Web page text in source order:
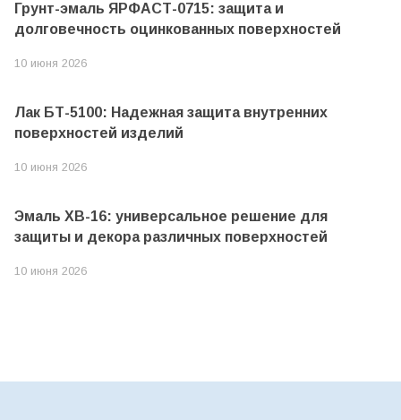
Грунт-эмаль ЯРФАСТ-0715: защита и
долговечность оцинкованных поверхностей
10 июня 2026
Лак БТ-5100: Надежная защита внутренних
поверхностей изделий
10 июня 2026
Эмаль ХВ-16: универсальное решение для
защиты и декора различных поверхностей
10 июня 2026